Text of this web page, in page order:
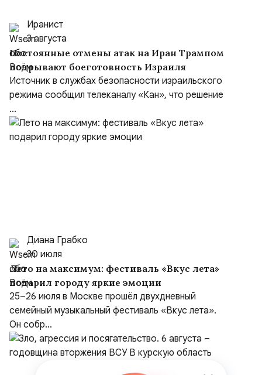
Иранист
3 августа
Постоянные отмены атак на Иран Трампом
подрывают боеготовность Израиля
Источник в службах безопасности израильского
режима сообщил телеканалу «Кан», что решение
...
Диана Грабко
30 июля
Лето на максимум: фестиваль «Вкус лета»
подарил городу яркие эмоции
25–26 июля в Москве прошёл двухдневный
семейный музыкальный фестиваль «Вкус лета».
Он собр...